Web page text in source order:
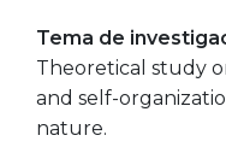
Tema de
Theoretical study
and self-
nature.